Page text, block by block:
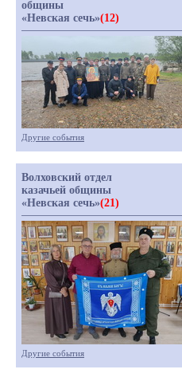
общины
«Невская сечь»(12)
Другие события
Волховский отдел
казачьей общины
«Невская сечь»(21)
Другие события